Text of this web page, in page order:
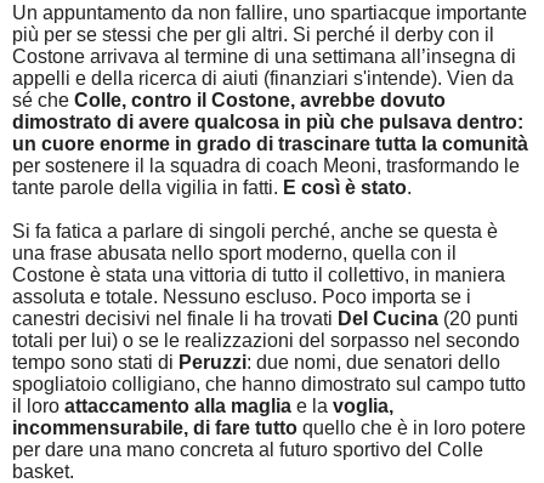
Un appuntamento da non fallire, uno spartiacque importante
più per se stessi che per gli altri. Si perché il derby con il
Costone arrivava al termine di una settimana all’insegna di
appelli e della ricerca di aiuti (finanziari s'intende). Vien da
sé che Colle, contro il Costone, avrebbe dovuto
dimostrato di avere qualcosa in più che pulsava dentro:
un cuore enorme in grado di trascinare tutta la comunità
per sostenere il la squadra di coach Meoni, trasformando le
tante parole della vigilia in fatti. E così è stato.
Si fa fatica a parlare di singoli perché, anche se questa è
una frase abusata nello sport moderno, quella con il
Costone è stata una vittoria di tutto il collettivo, in maniera
assoluta e totale. Nessuno escluso. Poco importa se i
canestri decisivi nel finale li ha trovati Del Cucina (20 punti
totali per lui) o se le realizzazioni del sorpasso nel secondo
tempo sono stati di Peruzzi: due nomi, due senatori dello
spogliatoio colligiano, che hanno dimostrato sul campo tutto
il loro attaccamento alla maglia e la voglia,
incommensurabile, di fare tutto quello che è in loro potere
per dare una mano concreta al futuro sportivo del Colle
basket.